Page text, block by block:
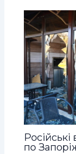
Російські
по